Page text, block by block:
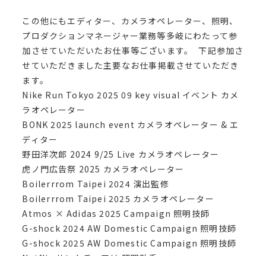
この他にもエディター、カメラオペレーター、照明、
プロダクションマネージャー業務等多岐にわたって参
加させていただいたお仕事等ございます。 下記参加さ
せていただきました主要なお仕事掲載させていただき
ます。
Nike Run Tokyo 2025 09 key visual イベント カメ
ラオペレーター
BONK 2025 launch event カメラオペレーター & エ
ディター
野田洋次郎 2024 9/25 Live カメラオペレーター
虎ノ門広告祭 2025 カメラオペレーター
Boilerrrom Taipei 2024 演出監修
Boilerrrom Taipei 2025 カメラオペレーター
Atmos × Adidas 2025 Campaign 照明技師
G-shock 2024 AW Domestic Campaign 照明技師
G-shock 2025 AW Domestic Campaign 照明技師